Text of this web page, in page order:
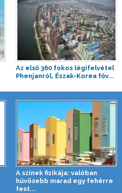
Az első 360 fokos légifelvétel
Phenjanról, Észak-Korea főv...
A színek fizikája: valóban
hűvösebb marad egy fehérre
fest...